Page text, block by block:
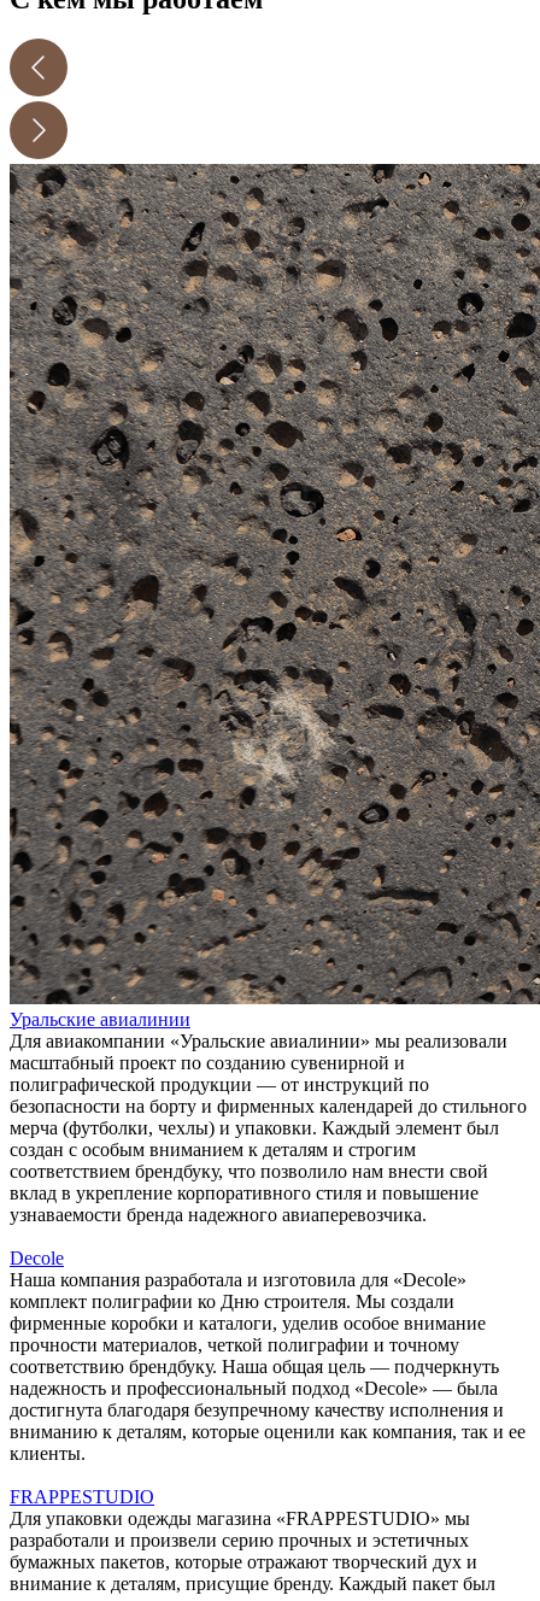
Уральские авиалинии
Для авиакомпании «Уральские авиалинии» мы реализовали
масштабный проект по созданию сувенирной и
полиграфической продукции — от инструкций по
безопасности на борту и фирменных календарей до стильного
мерча (футболки, чехлы) и упаковки. Каждый элемент был
создан с особым вниманием к деталям и строгим
соответствием брендбуку, что позволило нам внести свой
вклад в укрепление корпоративного стиля и повышение
узнаваемости бренда надежного авиаперевозчика.
Decole
Наша компания разработала и изготовила для «Decole»
комплект полиграфии ко Дню строителя. Мы создали
фирменные коробки и каталоги, уделив особое внимание
прочности материалов, четкой полиграфии и точному
соответствию брендбуку. Наша общая цель — подчеркнуть
надежность и профессиональный подход «Decole» — была
достигнута благодаря безупречному качеству исполнения и
вниманию к деталям, которые оценили как компания, так и ее
клиенты.
FRAPPESTUDIO
Для упаковки одежды магазина «FRAPPESTUDIO» мы
разработали и произвели серию прочных и эстетичных
бумажных пакетов, которые отражают творческий дух и
внимание к деталям, присущие бренду. Каждый пакет был